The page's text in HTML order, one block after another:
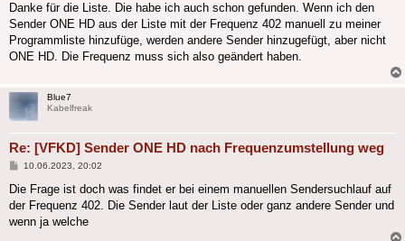
Danke für die Liste. Die habe ich auch schon gefunden. Wenn ich den
Sender ONE HD aus der Liste mit der Frequenz 402 manuell zu meiner
Programmliste hinzufüge, werden andere Sender hinzugefügt, aber nicht
ONE HD. Die Frequenz muss sich also geändert haben.
Blue7
Kabelfreak
Re: [VFKD] Sender ONE HD nach Frequenzumstellung weg
Beitrag
10.06.2023, 20:02
Die Frage ist doch was findet er bei einem manuellen Sendersuchlauf auf
der Frequenz 402. Die Sender laut der Liste oder ganz andere Sender und
wenn ja welche